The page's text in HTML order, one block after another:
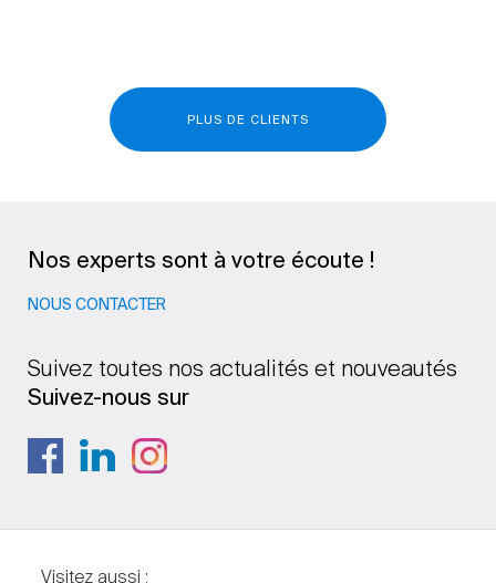
PLUS DE CLIENTS
Nos experts sont à votre écoute !
NOUS CONTACTER
Suivez toutes nos actualités et nouveautés
Suivez-nous sur
Visitez aussi :